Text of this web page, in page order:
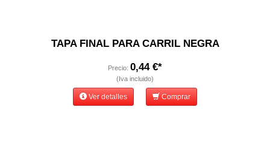
TAPA FINAL PARA CARRIL NEGRA
Precio: 0,44 €*
(Iva incluido)
Ver detalles Comprar